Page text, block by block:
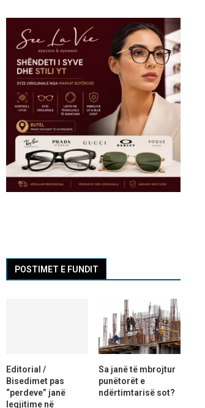
POSTIMET E FUNDIT
Editorial /
Bisedimet pas
“perdeve” janë
legjitime në
Sa janë të mbrojtur
punëtorët e
ndërtimtarisë sot?